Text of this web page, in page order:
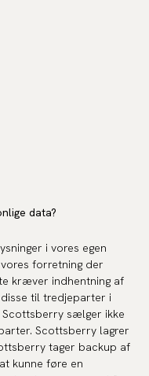
data?
i vores egen
forretning der
kræver indhentning af
til tredjeparter i
Scottsberry sælger ikke
Scottsberry lagrer
tager backup af
kunne føre en